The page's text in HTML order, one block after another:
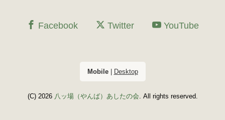
Facebook Twitter YouTube
Mobile| Desktop
(C) 2026 八ッ場（やんば）あしたの会 . All rights reserved.